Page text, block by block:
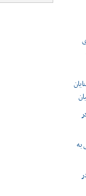
در
به